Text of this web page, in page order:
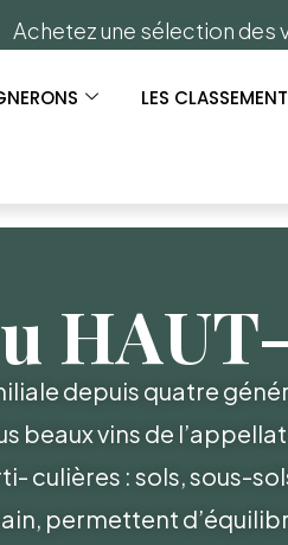
Achetez une sélection des
LES
depuis quatre
beaux vins de
culières : sols, sous-
permettent